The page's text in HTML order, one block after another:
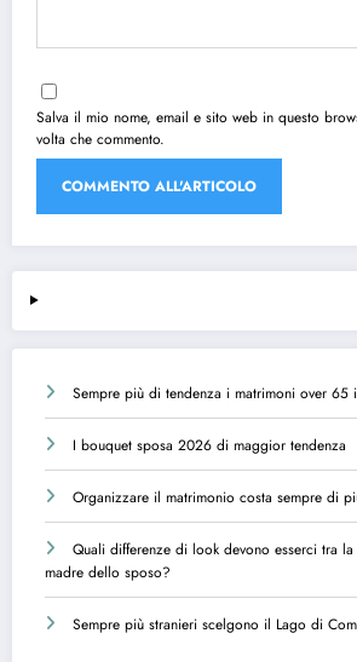
Salva il mio nome, email e sito web in questo
volta che commento.
Sempre più di tendenza i matrimoni over 65
I bouquet sposa 2026 di maggior tendenza
Organizzare il matrimonio costa sempre di
Quali differenze di look devono esserci tra
madre dello sposo?
Sempre più stranieri scelgono il Lago di